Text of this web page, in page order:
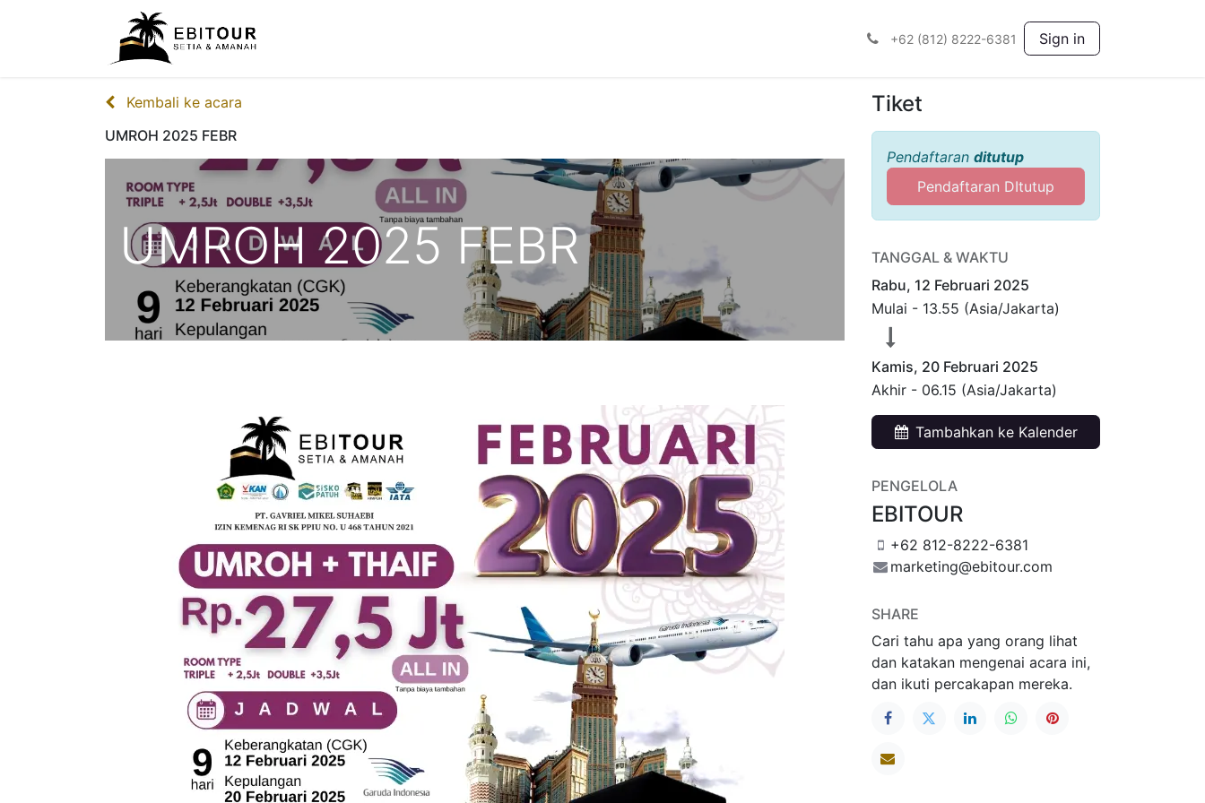
+62 (812) 8222-6381 Sign in
Kembali ke acara
UMROH 2025 FEBR
UMROH 2025 FEBR
Tiket
Pendaftaran ditutup
Pendaftaran DItutup
TANGGAL & WAKTU
Rabu, 12 Februari 2025
Mulai - 13.55 (Asia/Jakarta)
Kamis, 20 Februari 2025
Akhir - 06.15 (Asia/Jakarta)
Tambahkan ke Kalender
PENGELOLA
EBITOUR
+62 812-8222-6381
marketing@ebitour.com
SHARE
Cari tahu apa yang orang lihat
dan katakan mengenai acara ini,
dan ikuti percakapan mereka.